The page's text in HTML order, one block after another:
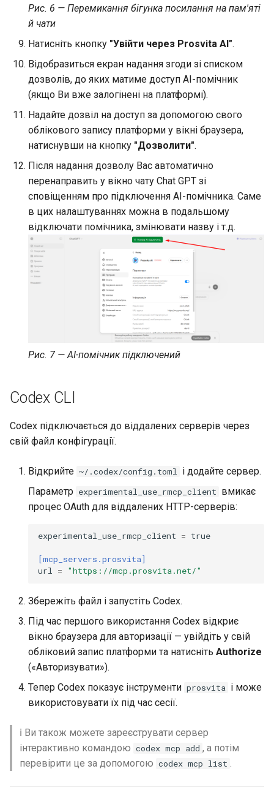
Рис. 6 — Перемикання бігунка посилання на пам'яті
й чати
Натисніть кнопку "Увійти через Prosvita AI".
Відобразиться екран надання згоди зі списком
дозволів, до яких матиме доступ АI-помічник
(якщо Ви вже залогінені на платформі).
Надайте дозвіл на доступ за допомогою свого
облікового запису платформи у вікні браузера,
натиснувши на кнопку "Дозволити".
Після надання дозволу Вас автоматично
перенаправить у вікно чату Chat GPT зі
сповіщенням про підключення AI-помічника. Саме
в цих налаштуваннях можна в подальшому
відключати помічника, змінювати назву і т.д.
Рис. 7 — AI-помічник підключений
Codex CLI
Codex підключається до віддалених серверів через
свій файл конфігурації.
Відкрийте ~/.codex/config.toml і додайте сервер.
Параметр experimental_use_rmcp_client вмикає
процес OAuth для віддалених HTTP-серверів:
experimental_use_rmcp_client = true
[mcp_servers.prosvita]
url = "https://mcp.prosvita.net/"
Збережіть файл і запустіть Codex.
Під час першого використання Codex відкриє
вікно браузера для авторизації — увійдіть у свій
обліковий запис платформи та натисніть Authorize
(«Авторизувати»).
Тепер Codex показує інструменти prosvita і може
використовувати їх під час сесії.
ℹ️ Ви також можете зареєструвати сервер
інтерактивно командою codex mcp add , а потім
перевірити це за допомогою codex mcp list